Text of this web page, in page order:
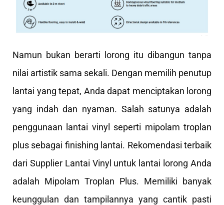
Namun bukan berarti lorong itu dibangun tanpa
nilai artistik sama sekali. Dengan memilih penutup
lantai yang tepat, Anda dapat menciptakan lorong
yang indah dan nyaman. Salah satunya adalah
penggunaan lantai vinyl seperti mipolam troplan
plus sebagai finishing lantai. Rekomendasi terbaik
dari Supplier Lantai Vinyl untuk lantai lorong Anda
adalah Mipolam Troplan Plus. Memiliki banyak
keunggulan dan tampilannya yang cantik pasti